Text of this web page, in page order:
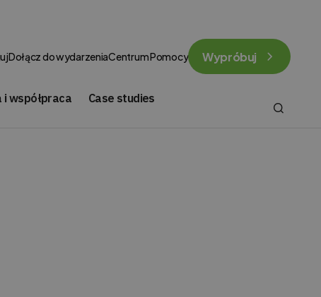
Dołącz do wydarzeniaCentrum Pomocy Wypróbuj
i współpraca
Case studies